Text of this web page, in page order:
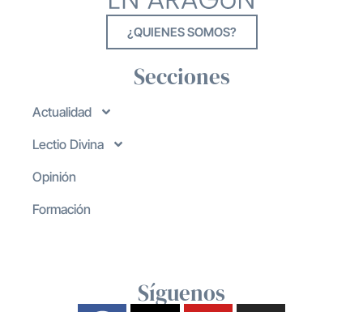
¿QUIENES SOMOS?
Secciones
Actualidad
Lectio Divina
Opinión
Formación
Síguenos